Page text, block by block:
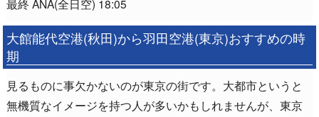
最終 ANA(全日空) 18:05
大館能代空港(秋田)から羽田空港(東京)おすすめの時
期
見るものに事欠かないのが東京の街です。大都市というと
無機質なイメージを持つ人が多いかもしれませんが、東京